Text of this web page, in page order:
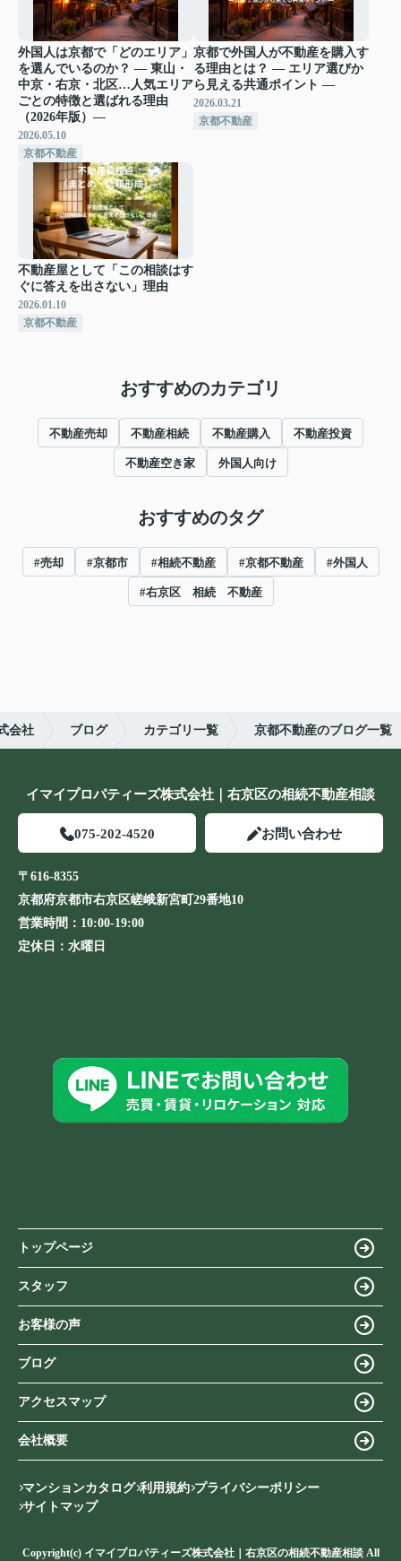
外国人は京都で「どのエリア」
を選んでいるのか？ ― 東山・
中京・右京・北区…人気エリア
ごとの特徴と選ばれる理由
（2026年版）―
2026.05.10
京都不動産
京都で外国人が不動産を購入す
る理由とは？ ― エリア選びか
ら見える共通ポイント ―
2026.03.21
京都不動産
不動産屋として「この相談はす
ぐに答えを出さない」理由
2026.01.10
京都不動産
おすすめのカテゴリ
不動産売却 不動産相続 不動産購入 不動産投資
不動産空き家 外国人向け
おすすめのタグ
#売却 #京都市 #相続不動産 #京都不動産 #外国人
#右京区 相続 不動産
会社 ブログ カテゴリ一覧 京都不動産のブログ一覧
イマイプロパティーズ株式会社｜右京区の相続不動産相談
075-202-4520 お問い合わせ
〒616-8355
京都府京都市右京区嵯峨新宮町29番地10
営業時間： 10:00-19:00
定休日： 水曜日
トップページ
スタッフ
お客様の声
ブログ
アクセスマップ
会社概要
マンションカタログ 利用規約 プライバシーポリシー
サイトマップ
Copyright(c) イマイプロパティーズ株式会社｜右京区の相続不動産相談 All